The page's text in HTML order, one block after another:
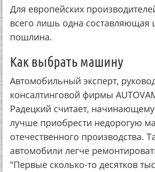
Для европейских
всего лишь одна составляющая
пошлина.
Как выбрать машину
Автомобильный эксперт,
консалтинговой фирмы
Радецкий считает,
лучше приобрести недорогую
отечественного производства.
автомобили легче
"Первые сколько-то десятков